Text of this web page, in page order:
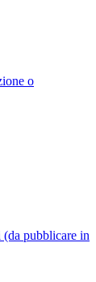
o
pubblicare in